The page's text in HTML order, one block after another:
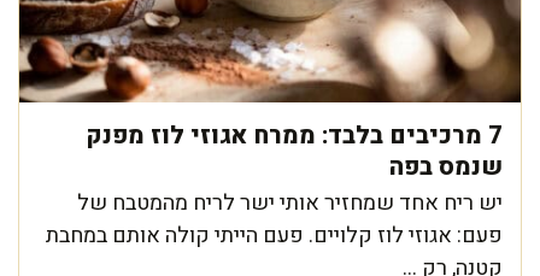
7 מרכיבים בלבד: ממרח אגוזי לוז מפנק
שנמס בפה
יש ריח אחד שמחזיר אותי ישר לריח מהמטבח של
פעם: אגוזי לוז קלויים. פעם הייתי קולה אותם במחבת
קטנה, רק ...